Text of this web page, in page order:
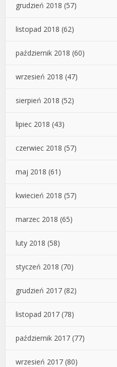
grudzień 2018 (57)
listopad 2018 (62)
październik 2018 (60)
wrzesień 2018 (47)
sierpień 2018 (52)
lipiec 2018 (43)
czerwiec 2018 (57)
maj 2018 (61)
kwiecień 2018 (57)
marzec 2018 (65)
luty 2018 (58)
styczeń 2018 (70)
grudzień 2017 (82)
listopad 2017 (78)
październik 2017 (77)
wrzesień 2017 (80)